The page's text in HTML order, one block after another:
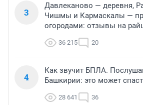
3
Давлеканово — деревня,
Чишмы и Кармаскалы —
огородами: отзывы на
36 215 20
4
Как звучит БПЛА.
Башкирии: это может
28 641 36